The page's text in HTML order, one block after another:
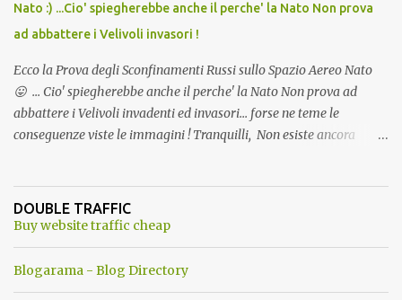
Nato :) ...Cio' spiegherebbe anche il perche' la Nato Non prova
ad abbattere i Velivoli invasori !
Ecco la Prova degli Sconfinamenti Russi sullo Spazio Aereo Nato
😛 ... Cio' spiegherebbe anche il perche' la Nato Non prova ad
abbattere i Velivoli invadenti ed invasori... forse ne teme le
conseguenze viste le immagini ! Tranquilli, Non esiste ancora
ancora una fantasia Nato o forse una "False Flag", per provocare
una guerra mondiale che difficilmente da menti sane, potrebbe
DOUBLE TRAFFIC
Buy website traffic cheap
Blogarama - Blog Directory